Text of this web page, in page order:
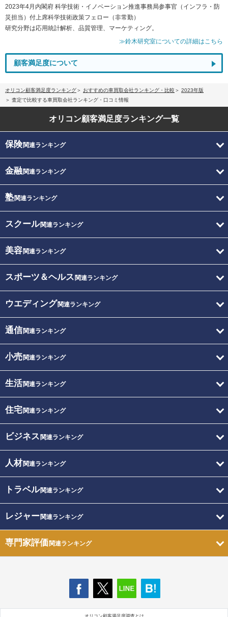
2023年4月内閣府 科学技術・イノベーション推進事務局参事官（インフラ・防
災担当）付上席科学技術政策フェロー（非常勤）
研究分野は応用統計解析、品質管理、マーケティング。
≫鈴木研究室についての詳細はこちら
顧客満足度について
オリコン顧客満足度ランキング おすすめの車買取会社ランキング・比較
2023年版
査定で比較する車買取会社ランキング・口コミ情報
オリコン顧客満足度ランキング一覧
保険関連ランキング
金融関連ランキング
塾関連ランキング
スクール関連ランキング
美容関連ランキング
スポーツ＆ヘルス 関連ランキング
ウエディング関連ランキング
通信関連ランキング
小売関連ランキング
生活関連ランキング
住宅関連ランキング
ビジネス 関連ランキング
人材関連ランキング
トラベル関連ランキング
レジャー関連ランキング
専門家評価関連ランキング
オリコン顧客満足度調査とは